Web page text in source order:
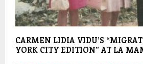
CARMEN LIDIA VIDU’S
YORK CITY EDITION” AT LA